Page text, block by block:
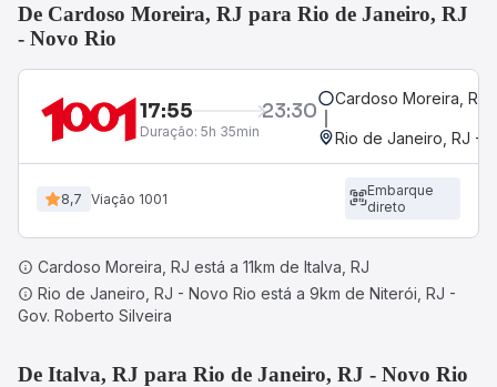
De Cardoso Moreira, RJ para Rio de Janeiro, RJ
- Novo Rio
17:55 23:30
Duração: 5h 35min
Cardoso Moreira, RJ
Rio de Janeiro, RJ -
8,7 Viação 1001
Embarque
direto
Cardoso Moreira, RJ está a 11km de Italva, RJ
Rio de Janeiro, RJ - Novo Rio está a 9km de Niterói, RJ -
Gov. Roberto Silveira
De Italva, RJ para Rio de Janeiro, RJ - Novo Rio